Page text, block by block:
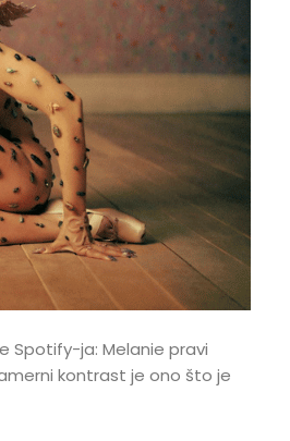
Spotify-ja: Melanie pravi
kontrast je ono što je